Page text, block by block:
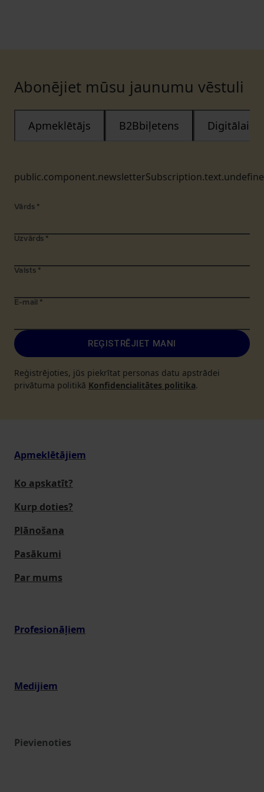
Abonējiet mūsu jaunumu vēstuli
Apmeklētājs B2Bbiļetens Digitālais
Vārds *
Uzvārds *
Valsts *
E-mail *
REĢISTRĒJIET MANI
Reģistrējoties, jūs piekrītat personas datu apstrādei
privātuma politikā Konfidencialitātes politika.
Apmeklētājiem
Ko apskatīt?
Kurp doties?
Plānošana
Pasākumi
Par mums
Profesionāļiem
Medijiem
Pievienoties